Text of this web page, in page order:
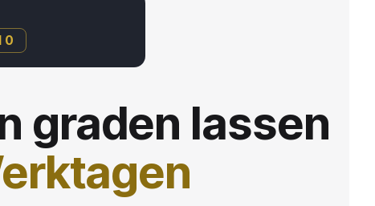
graden lassen